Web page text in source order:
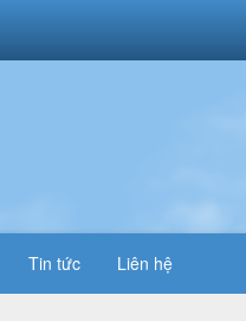
Tin tức Liên hệ